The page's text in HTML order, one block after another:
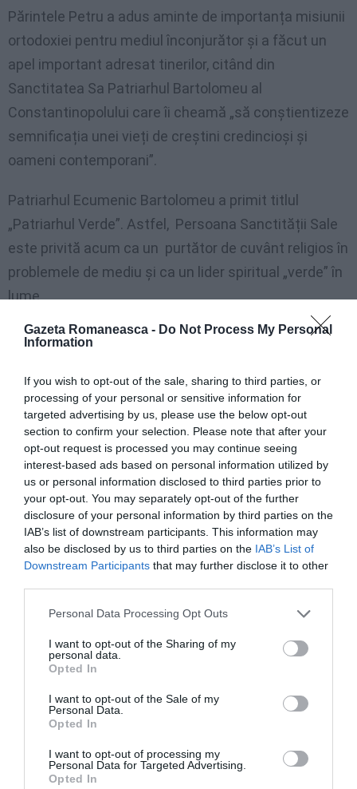
Gazeta Romaneasca - Do Not Process My Personal
Information
If you wish to opt-out of the sale, sharing to third parties, or
processing of your personal or sensitive information for
targeted advertising by us, please use the below opt-out
section to confirm your selection. Please note that after your
opt-out request is processed you may continue seeing
interest-based ads based on personal information utilized by
us or personal information disclosed to third parties prior to
your opt-out. You may separately opt-out of the further
disclosure of your personal information by third parties on the
IAB’s list of downstream participants. This information may
also be disclosed by us to third parties on the IAB’s List of
Downstream Participants that may further disclose it to other
Personal Data Processing Opt Outs
I want to opt-out of the Sharing of my
personal data.
Opted In
I want to opt-out of the Sale of my
Personal Data.
Opted In
I want to opt-out of processing my
Personal Data for Targeted Advertising.
Opted In
Părintele Petru a adus aminte de importanța misiunii
ortodoxiei pentru mediul înconjurător și a făcut un
apel important adresat tinerilor, citând din
Sanctitatea Sa Patriarhul Bartolomeu al
Constantinopolului care îi cheamă „să conștientizeze
semnificația unei vieți de creștini credincioși și
oameni contemporani”.
Patriarhul Ecumenic Bartolomeu a primit titlul
„Patriarhul Verde”. Astfel, Persoana Sanctității Sale
este privită acum ca un purtător de cuvânt religios în
problemele de mediu și ca un lider spiritual „verde” în
lume.
De asemenea, prin extensie, poziția Patriarhiei
este exprimată prin cuvintele sale: “Este o
convingere comună că în epoca noastră mediul
natural este mai amenințat ca niciodată în istoria
omenirii. Magnitudinea acestei amenințări se arată în
faptul că miza nu mai este calitatea vieții, ci
ocrotirea ei pe planeta noastră.
Pentru prima dată în istorie, omul este capabil să
distrugă viața pe pământ. Armele nucleare sunt
simbolul titanismului prometeic al omului, expresia
tangibilă a „complexului omnipotenței” a „omului-
dumnezeu” contemporan.”
Cuvintele Sanctității Sale ne cheamă deopotrivă la
reflecție și acțiune și ne amintește că e nevoie să ne
întoarcem la rugăciunea de mulțumire pentru toate
și să renunțăm la falsa autonomie autodistructivă a
omului contemporan.